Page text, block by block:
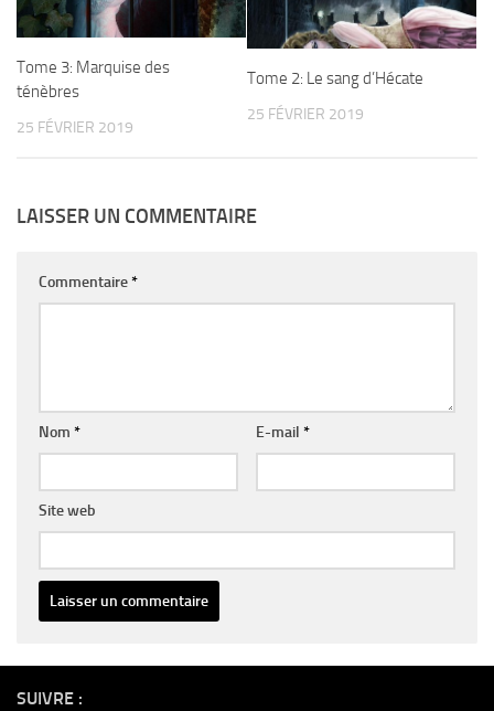
Tome 3: Marquise des
ténèbres
25 FÉVRIER 2019
Tome 2: Le sang d’Hécate
25 FÉVRIER 2019
LAISSER UN COMMENTAIRE
Commentaire*
Nom * E-mail *
Site web
SUIVRE :